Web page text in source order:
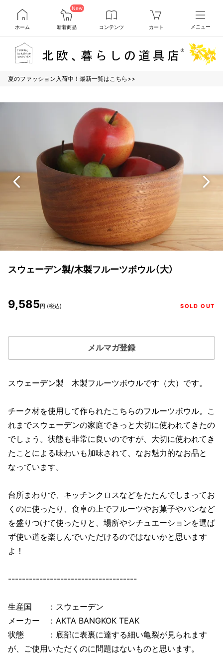
ホーム
New
新着商品 コンテンツ カート メニュー
夏のファッション入荷中！最新一覧はこちら>>
スウェーデン製/木製フルーツボウル（大）
9,585円 (税込) SOLD OUT
メルマガ登録
スウェーデン製 木製フルーツボウルです（大）です。
チーク材を使用して作られたこちらのフルーツボウル。こ
れまでスウェーデンの家庭できっと大切に使われてきたの
でしょう。状態も非常に良いのですが、大切に使われてき
たことによる味わいも加味されて、なお魅力的なお品と
なっています。
台所まわりで、キッチンクロスなどをたたんでしまってお
くのに使ったり、食卓の上でフルーツやお菓子やパンなど
を盛りつけて使ったりと、場所やシチュエーションを選ば
ず使い道を楽しんでいただけるのではないかと思います
よ！
-------------------------------------
生産国 ：スウェーデン
メーカー ：AKTA BANGKOK TEAK
状態 ：底部に表裏に達する細い亀裂が見られます
が、ご使用いただくのに問題はないものと思います。